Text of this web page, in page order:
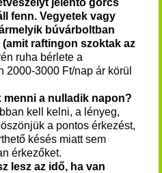
jelentő görcs
fenn. Vegyetek vagy
búvárboltban
raftingon szoktak az
ruha bérlete a
2000-3000 Ft/nap ár körül
menni a nulladik napon?
kell kelni, a lényeg,
a pontos érkezést,
késés miatt sem
érkezőket.
lesz az idő, ha van